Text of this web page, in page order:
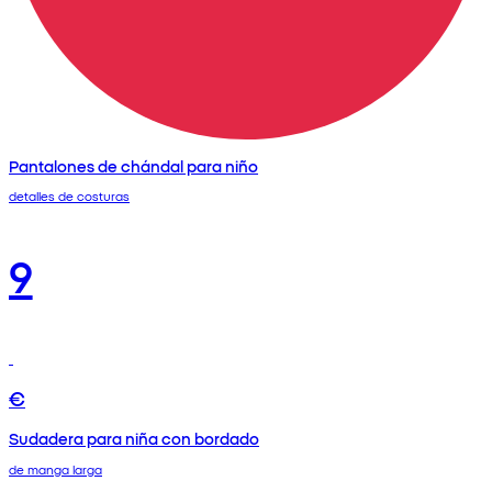
Pantalones de chándal para niño
detalles de costuras
9
€
Sudadera para niña con bordado
de manga larga